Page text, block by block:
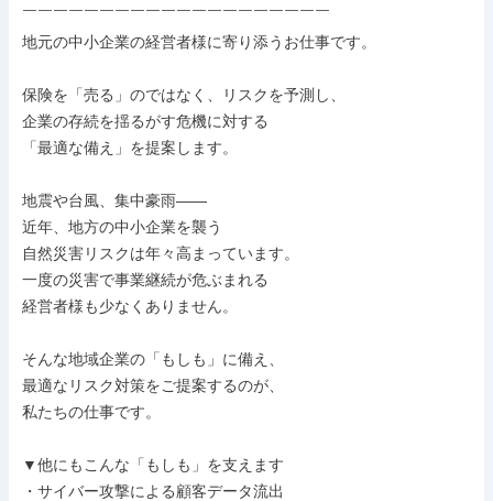
￣￣￣￣￣￣￣￣￣￣￣￣￣￣￣￣￣￣￣￣
地元の中小企業の経営者様に寄り添うお仕事です。
保険を「売る」のではなく、リスクを予測し、
企業の存続を揺るがす危機に対する
「最適な備え」を提案します。
地震や台風、集中豪雨——
近年、地方の中小企業を襲う
自然災害リスクは年々高まっています。
一度の災害で事業継続が危ぶまれる
経営者様も少なくありません。
そんな地域企業の「もしも」に備え、
最適なリスク対策をご提案するのが、
私たちの仕事です。
▼他にもこんな「もしも」を支えます
・サイバー攻撃による顧客データ流出